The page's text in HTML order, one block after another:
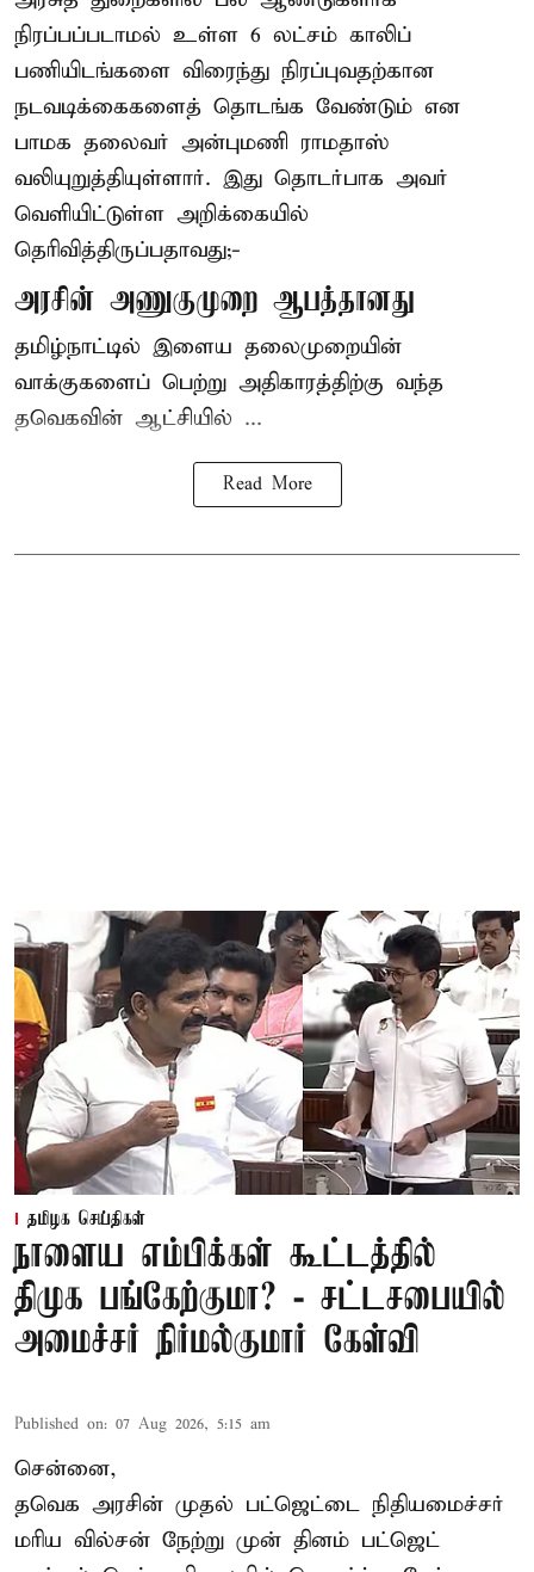
நிரப்பப்படாமல் உள்ள 6 லட்சம் காலிப்
பணியிடங்களை விரைந்து நிரப்புவதற்கான
நடவடிக்கைகளைத் தொடங்க வேண்டும் என
பாமக தலைவர் அன்புமணி ராமதாஸ்
வலியுறுத்தியுள்ளார். இது தொடர்பாக அவர்
வெளியிட்டுள்ள அறிக்கையில்
தெரிவித்திருப்பதாவது;-
அரசின் அணுகுமுறை ஆபத்தானது
தமிழ்நாட்டில் இளைய தலைமுறையின்
வாக்குகளைப் பெற்று அதிகாரத்திற்கு வந்த
தவெகவின் ஆட்சியில் ...
Read More
தமிழக செய்திகள்
நாளைய எம்பிக்கள் கூட்டத்தில்
திமுக பங்கேற்குமா? - சட்டசபையில்
அமைச்சர் நிர்மல்குமார் கேள்வி
Published on: 07 Aug 2026, 5:15 am
சென்னை,
தவெக அரசின் முதல் பட்ஜெட்டை நிதியமைச்சர்
மரிய வில்சன் நேற்று முன் தினம் பட்ஜெட்